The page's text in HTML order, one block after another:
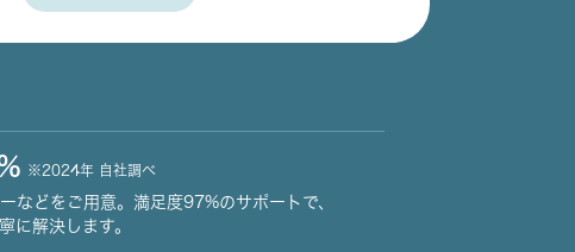
※2024年 自社調べ
などをご用意。満足度97%のサポートで、
に解決します。